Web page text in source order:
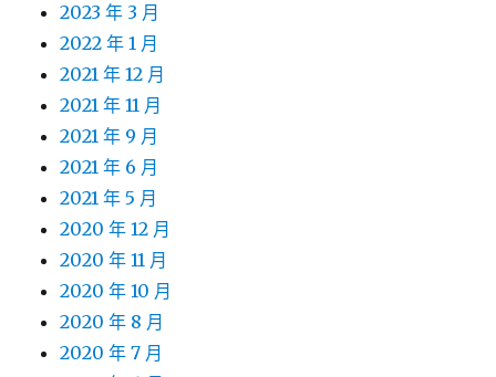
2023 年 3 月
2022 年 1 月
2021 年 12 月
2021 年 11 月
2021 年 9 月
2021 年 6 月
2021 年 5 月
2020 年 12 月
2020 年 11 月
2020 年 10 月
2020 年 8 月
2020 年 7 月